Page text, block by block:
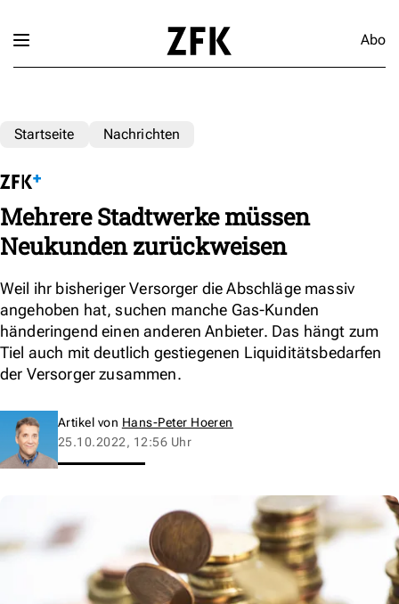
Abo
Startseite Nachrichten
Mehrere Stadtwerke müssen
Neukunden zurückweisen
Weil ihr bisheriger Versorger die Abschläge massiv
angehoben hat, suchen manche Gas-Kunden
händeringend einen anderen Anbieter. Das hängt zum
Tiel auch mit deutlich gestiegenen Liquiditätsbedarfen
der Versorger zusammen.
Artikel von Hans-Peter Hoeren
25.10.2022, 12:56 Uhr